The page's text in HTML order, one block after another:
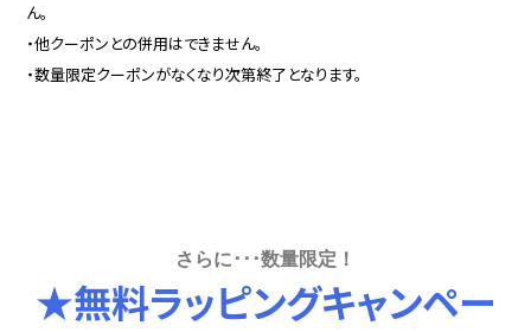
ん。
・他クーポンとの併用はできません。
・数量限定クーポンがなくなり次第終了となります。
さらに･･･数量限定！
★無料ラッピングキャンペー